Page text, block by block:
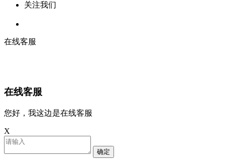
关注我们
在线客服
在线客服
您好，我这边是在线客服
X
确定